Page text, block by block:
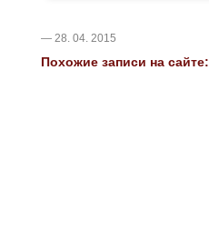
— 28. 04. 2015
Похожие записи на сайте: